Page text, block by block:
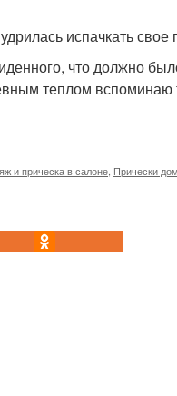
испачкать
что должно
теплом вспоминаю
и прическа в салоне Прически